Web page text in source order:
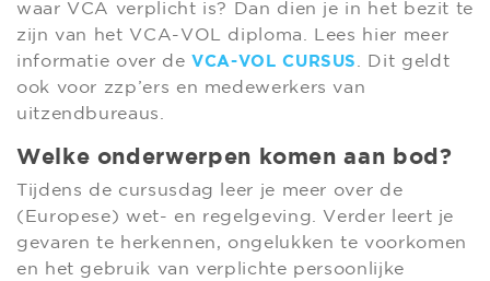
waar VCA verplicht is? Dan dien je in het bezit te
zijn van het VCA-VOL diploma. Lees hier meer
informatie over de VCA-VOL CURSUS . Dit geldt
ook voor zzp’ers en medewerkers van
uitzendbureaus.
Welke onderwerpen komen aan bod?
Tijdens de cursusdag leer je meer over de
(Europese) wet- en regelgeving. Verder leert je
gevaren te herkennen, ongelukken te voorkomen
en het gebruik van verplichte persoonlijke